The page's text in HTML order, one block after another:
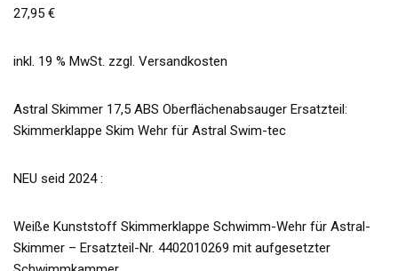
27,95 €
inkl. 19 % MwSt. zzgl. Versandkosten
Astral Skimmer 17,5 ABS Oberflächenabsauger Ersatzteil:
Skimmerklappe Skim Wehr für Astral Swim-tec
NEU seid 2024 :
Weiße Kunststoff Skimmerklappe Schwimm-Wehr für Astral-
Skimmer – Ersatzteil-Nr. 4402010269 mit aufgesetzter